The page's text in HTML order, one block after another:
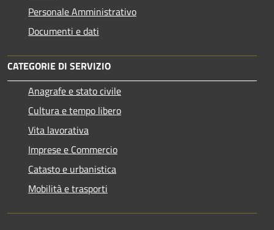
Personale Amministrativo
Documenti e dati
CATEGORIE DI SERVIZIO
Anagrafe e stato civile
Cultura e tempo libero
Vita lavorativa
Imprese e Commercio
Catasto e urbanistica
Mobilità e trasporti